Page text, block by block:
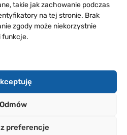
takie jak zachowanie podczas
na tej stronie. Brak
zgody może niekorzystnie
funkcje.
Odmów
preferencje
Magdy Zając,
Beaty Ziejka, Jakuba
Artura Zawadzkiego.
Polski jesteśmy i skontaktuj